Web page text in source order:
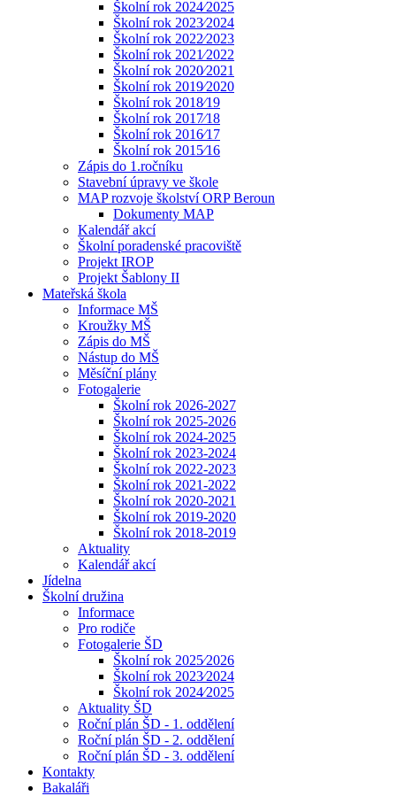
Školní rok 2024⁄2025
Školní rok 2023⁄2024
Školní rok 2022⁄2023
Školní rok 2021⁄2022
Školní rok 2020⁄2021
Školní rok 2019⁄2020
Školní rok 2018⁄19
Školní rok 2017⁄18
Školní rok 2016⁄17
Školní rok 2015⁄16
Zápis do 1.ročníku
Stavební úpravy ve škole
MAP rozvoje školství ORP Beroun
Dokumenty MAP
Kalendář akcí
Školní poradenské pracoviště
Projekt IROP
Projekt Šablony II
Mateřská škola
Informace MŠ
Kroužky MŠ
Zápis do MŠ
Nástup do MŠ
Měsíční plány
Fotogalerie
Školní rok 2026-2027
Školní rok 2025-2026
Školní rok 2024-2025
Školní rok 2023-2024
Školní rok 2022-2023
Školní rok 2021-2022
Školní rok 2020-2021
Školní rok 2019-2020
Školní rok 2018-2019
Aktuality
Kalendář akcí
Jídelna
Školní družina
Informace
Pro rodiče
Fotogalerie ŠD
Školní rok 2025⁄2026
Školní rok 2023⁄2024
Školní rok 2024⁄2025
Aktuality ŠD
Roční plán ŠD - 1. oddělení
Roční plán ŠD - 2. oddělení
Roční plán ŠD - 3. oddělení
Kontakty
Bakaláři